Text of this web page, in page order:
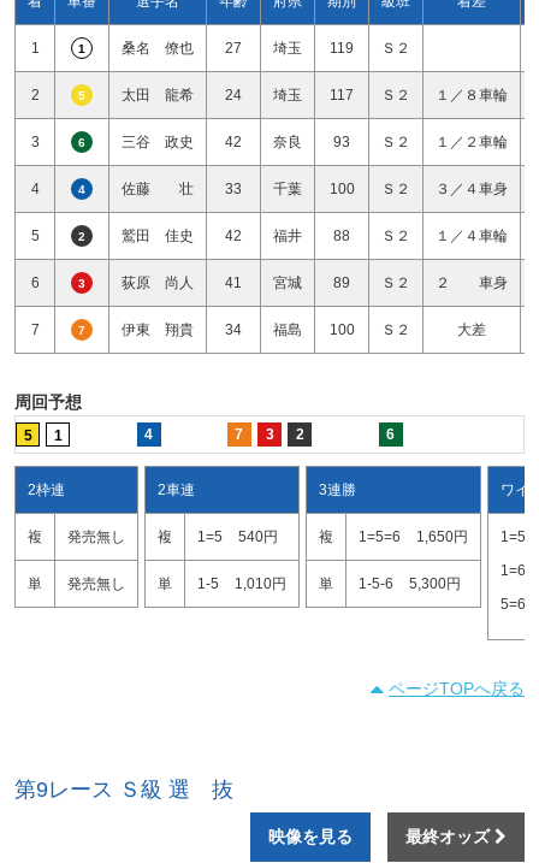
1 1 桑名 僚也 27 埼玉 119 Ｓ２
2 5 太田 龍希 24 埼玉 117 Ｓ２ １／８車輪
3 6 三谷 政史 42 奈良 93 Ｓ２ １／２車輪
4 4 佐藤 壮 33 千葉 100 Ｓ２ ３／４車身
5 2 鷲田 佳史 42 福井 88 Ｓ２ １／４車輪
6 3 荻原 尚人 41 宮城 89 Ｓ２ ２ 車身
7 7 伊東 翔貴 34 福島 100 Ｓ２ 大差
周回予想
5 1 4 7 3 2 6
2枠連
複 発売無し
単 発売無し
2車連
複 1=5 540円
単 1-5 1,010円
3連勝
複 1=5=6 1,650円
単 1-5-6 5,300円
ワイ
1=5
1=6
5=6
ページTOPへ戻る
第9レース Ｓ級 選 抜
映像を見る 最終オッズ